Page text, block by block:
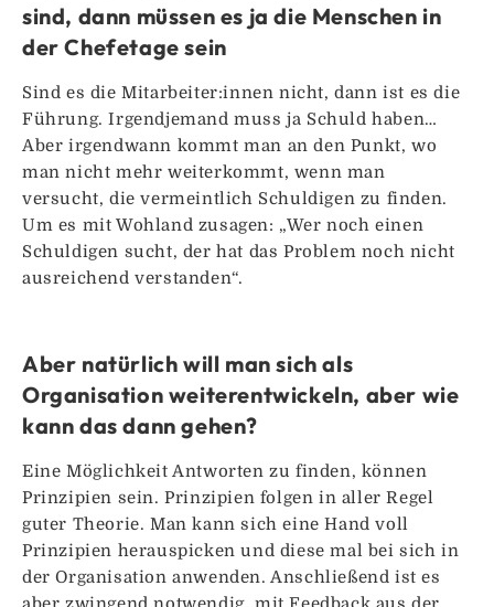
sind, dann müssen es ja die Menschen in
der Chefetage sein
Sind es die Mitarbeiter:innen nicht, dann ist es die
Führung. Irgendjemand muss ja Schuld haben…
Aber irgendwann kommt man an den Punkt, wo
man nicht mehr weiterkommt, wenn man
versucht, die vermeintlich Schuldigen zu finden.
Um es mit Wohland zusagen: „Wer noch einen
Schuldigen sucht, der hat das Problem noch nicht
ausreichend verstanden“.
Aber natürlich will man sich als
Organisation weiterentwickeln, aber wie
kann das dann gehen?
Eine Möglichkeit Antworten zu finden, können
Prinzipien sein. Prinzipien folgen in aller Regel
guter Theorie. Man kann sich eine Hand voll
Prinzipien herauspicken und diese mal bei sich in
der Organisation anwenden. Anschließend ist es